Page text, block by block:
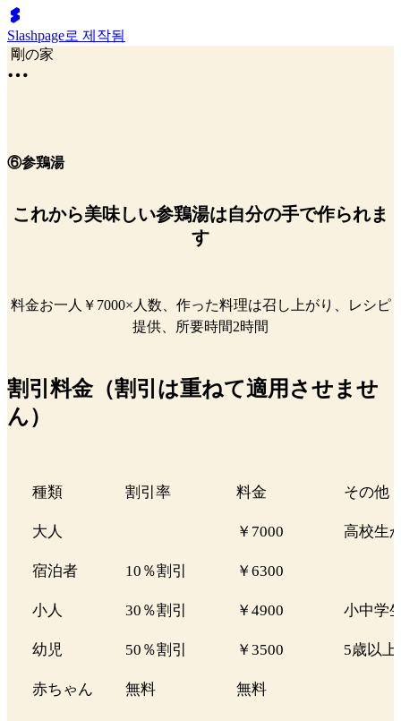
Slashpage로 제작됨
剛の家
⑥参鶏湯
これから美味しい参鶏湯は自分の手で作られま
す
料金お一人￥7000×人数、作った料理は召し上がり、レシピ
提供、所要時間2時間
割引料金（割引は重ねて適用させませ
ん）
種類 割引率 料金 その他
大人 ￥7000 高校生
宿泊者 10％割引 ￥6300
小人 30％割引 ￥4900 小中学
幼児 50％割引 ￥3500 5歳以上
赤ちゃん 無料 無料